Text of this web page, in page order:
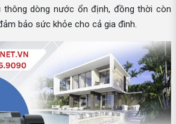
thông dòng nước ổn định, đồng thời còn
bảo sức khỏe cho cả gia đình.